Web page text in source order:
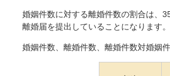
婚姻件数に対する離婚件数の割合は、
離婚届を提出していることになります。
婚姻件数、離婚件数、離婚件数対婚姻